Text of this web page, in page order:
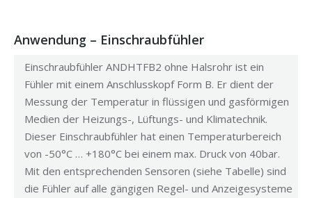
Anwendung – Einschraubfühler
Einschraubfühler ANDHTFB2 ohne Halsrohr ist ein
Fühler mit einem Anschlusskopf Form B. Er dient der
Messung der Temperatur in flüssigen und gasförmigen
Medien der Heizungs-, Lüftungs- und Klimatechnik.
Dieser Einschraubfühler hat einen Temperaturbereich
von -50°C … +180°C bei einem max. Druck von 40bar.
Mit den entsprechenden Sensoren (siehe Tabelle) sind
die Fühler auf alle gängigen Regel- und Anzeigesysteme